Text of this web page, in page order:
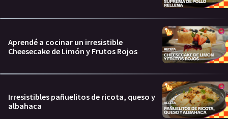
Aprendé a cocinar un irresistible
Cheesecake de Limón y Frutos Rojos
Irresistibles pañuelitos de ricota, queso y
albahaca